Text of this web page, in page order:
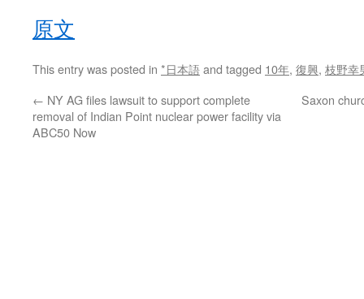
原文
This entry was posted in *日本語and tagged 10年, 復興, 枝野幸
← NY AG files lawsuit to support complete
removal of Indian Point nuclear power facility via
ABC50 Now
Saxon